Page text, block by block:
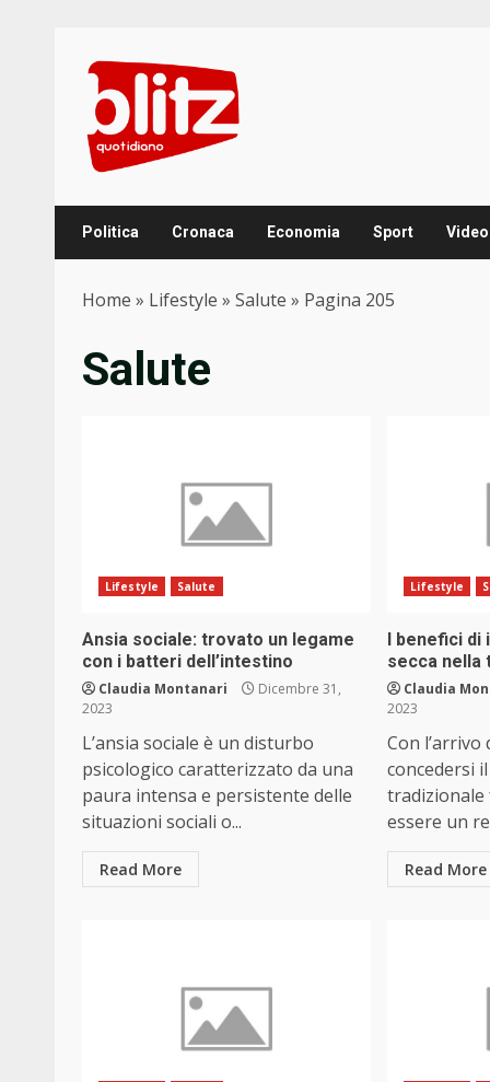
content
Politica Cronaca Economia Sport Video
Home » Lifestyle » Salute » Pagina 205
Salute
Lifestyle Salute
Ansia sociale: trovato un legame
con i batteri dell’intestino
Claudia Montanari
Dicembre 31,
2023
L’ansia sociale è un disturbo
psicologico caratterizzato da una
paura intensa e persistente delle
situazioni sociali o...
Read More
Lifestyle
I benefici
secca nella
Claudia
2023
Con
concedersi
tradizionale
essere un
Read More